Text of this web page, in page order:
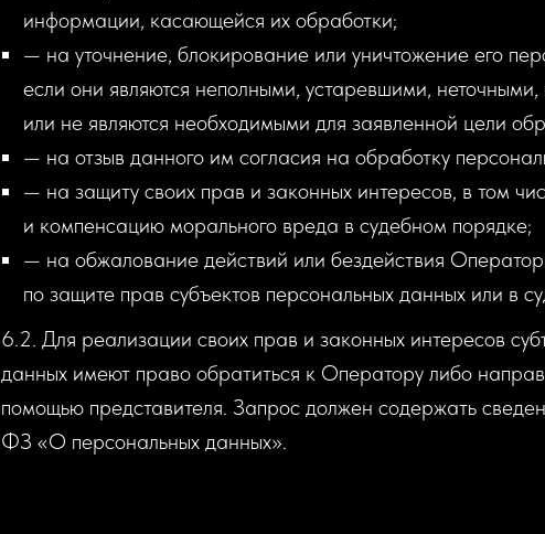
информации, касающейся их обработки;
— на уточнение, блокирование или уничтожение его
если они являются неполными, устаревшими,
или не являются необходимыми для заявленной цели
— на отзыв данного им согласия на обработку
— на защиту своих прав и законных интересов, в том
и компенсацию морального вреда в судебном порядке;
— на обжалование действий или бездействия
по защите прав субъектов персональных данных или в
6.2. Для реализации своих прав и законных интересов
данных имеют право обратиться к Оператору либо
помощью представителя. Запрос должен содержать
ФЗ «О персональных данных».